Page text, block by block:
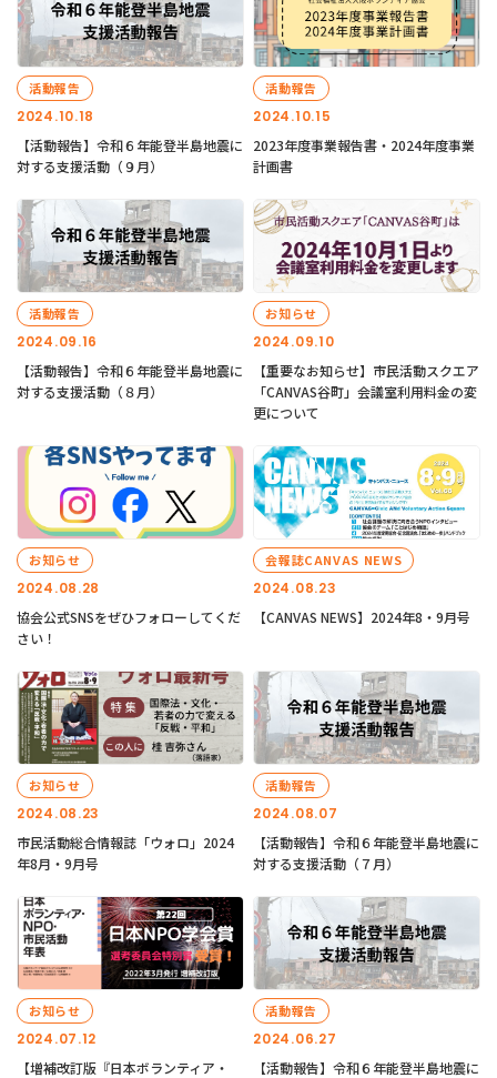
2024.10.18
活動報告
【活動報告】令和６年能登半島地震に
対する支援活動（９月）
2024.10.15
活動報告
2023年度事業報告書・2024年度事業
計画書
2024.09.16
活動報告
【活動報告】令和６年能登半島地震に
対する支援活動（８月）
2024.09.10
お知らせ
【重要なお知らせ】市民活動スクエア
「CANVAS谷町」会議室利用料金の変
更について
2024.08.28
お知らせ
協会公式SNSをぜひフォローしてくだ
さい！
2024.08.23
会報誌CANVAS NEWS
【CANVAS NEWS】2024年8・9月号
2024.08.23
お知らせ
市民活動総合情報誌「ウォロ」2024
年8月・9月号
2024.08.07
活動報告
【活動報告】令和６年能登半島地震に
対する支援活動（７月）
2024.07.12
お知らせ
【増補改訂版『日本ボランティア・
2024.06.27
活動報告
【活動報告】令和６年能登半島地震に